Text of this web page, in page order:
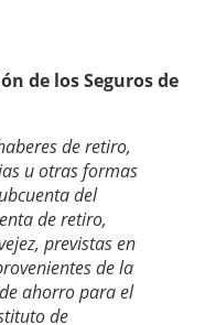
de los Seguros de
de retiro,
u otras formas
del
de retiro,
previstas en
de la
ahorro para el
de